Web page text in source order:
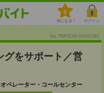
0
気になる！ ログイン
No.TMPE26-0500180
グをサポート／営
ペレーター・コールセンター